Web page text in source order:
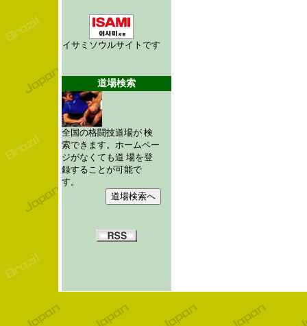
イサミソウルサイトです
道場検索
全国の格闘技道場が 検
索できます。ホームペー
ジがなくても道 場を登
録することが可能で
す。